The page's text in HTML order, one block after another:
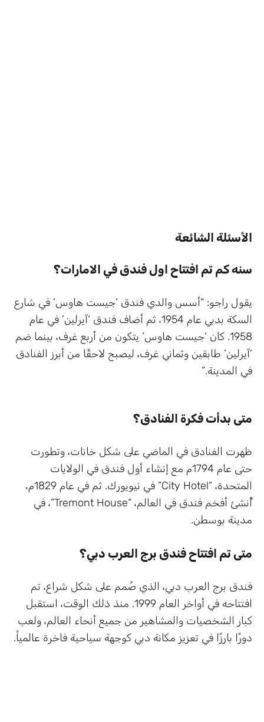
الأسئلة الشائعة
سنه كم تم افتتاح اول فندق في الامارات؟
يقول راجو: “أسس والدي فندق ‘جيست هاوس’ في شارع
السكة بدبي عام 1954، ثم أضاف فندق ‘آيرلين’ في عام
1958. كان ‘جيست هاوس’ يتكون من أربع غرف، بينما ضم
‘آيرلين’ طابقين وثماني غرف، ليصبح لاحقًا من أبرز الفنادق
في المدينة.”
متى بدأت فكرة الفنادق؟
ظهرت الفنادق في الماضي على شكل خانات، وتطورت
حتى عام 1794م مع إنشاء أول فندق في الولايات
المتحدة، “City Hotel” في نيويورك. ثم في عام 1829م،
أُنشئ أفخم فندق في العالم، “Tremont House”، في
مدينة بوسطن.
متى تم افتتاح فندق برج العرب دبي؟
فندق برج العرب دبي، الذي صُمم على شكل شراع، تم
افتتاحه في أواخر العام 1999. منذ ذلك الوقت، استقبل
كبار الشخصيات والمشاهير من جميع أنحاء العالم، ولعب
دورًا بارزًا في تعزيز مكانة دبي كوجهة سياحية فاخرة عالمياً.